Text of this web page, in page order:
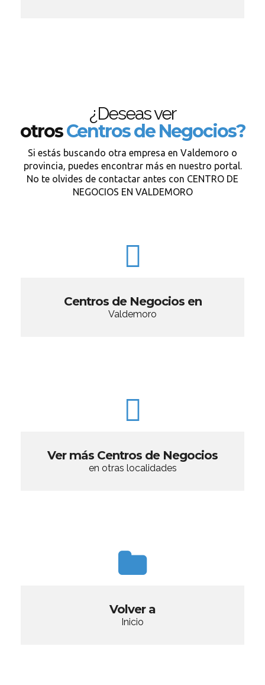
¿Deseas ver
otrosCentros de Negocios?
Si estás buscando otra empresa en Valdemoro o
provincia, puedes encontrar más en nuestro portal.
No te olvides de contactar antes con CENTRO DE
NEGOCIOS EN VALDEMORO
Centros de Negocios en
Valdemoro
Ver más Centros de Negocios
en otras localidades
Volver a
Inicio